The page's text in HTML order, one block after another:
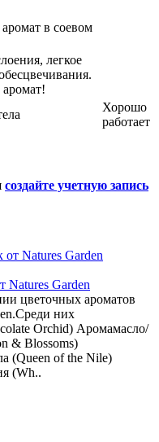
в соевом
легкое
Хорошо
работает
создайте учетную запись
Natures Garden
цветочных ароматов
них
Orchid) Аромамасло/
& Blossoms)
(Queen of the Nile)
(Wh..